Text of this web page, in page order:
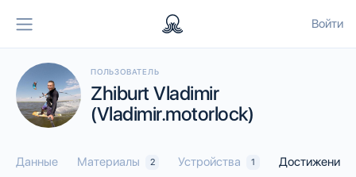
Войти
ПОЛЬЗОВАТЕЛЬ
Zhiburt Vladimir
(Vladimir.motorlock)
Данные Материалы 2 Устройства 1 Достижения